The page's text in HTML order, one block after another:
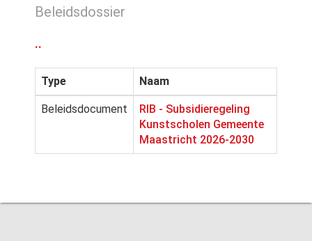
Beleidsdossier
..
Type Naam
Beleidsdocument
RIB - Subsidieregeling
Kunstscholen Gemeente
Maastricht 2026-2030